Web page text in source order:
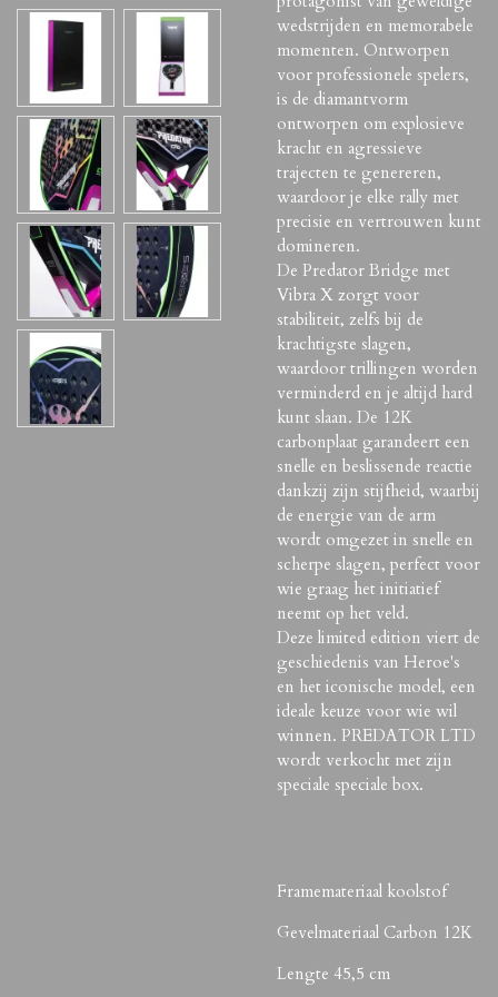
wedstrijden en memorabele
momenten. Ontworpen
voor professionele spelers,
is de diamantvorm
ontworpen om explosieve
kracht en agressieve
trajecten te genereren,
waardoor je elke rally met
precisie en vertrouwen kunt
domineren.
De Predator Bridge met
Vibra X zorgt voor
stabiliteit, zelfs bij de
krachtigste slagen,
waardoor trillingen worden
verminderd en je altijd hard
kunt slaan. De 12K
carbonplaat garandeert een
snelle en beslissende reactie
dankzij zijn stijfheid, waarbij
de energie van de arm
wordt omgezet in snelle en
scherpe slagen, perfect voor
wie graag het initiatief
neemt op het veld.
Deze limited edition viert de
geschiedenis van Heroe's
en het iconische model, een
ideale keuze voor wie wil
winnen. PREDATOR LTD
wordt verkocht met zijn
speciale speciale box.
Framemateriaal koolstof
Gevelmateriaal Carbon 12K
Lengte 45,5 cm